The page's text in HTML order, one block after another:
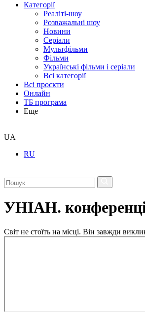
Категорії
Реаліті-шоу
Розважальні шоу
Новини
Серіали
Мультфільми
Фільми
Українські фільми і серіали
Всі категорії
Всі проєкти
Онлайн
ТБ програма
Еще
UA
RU
УНІАН.
Світ не стоїть на місці. Він завжди